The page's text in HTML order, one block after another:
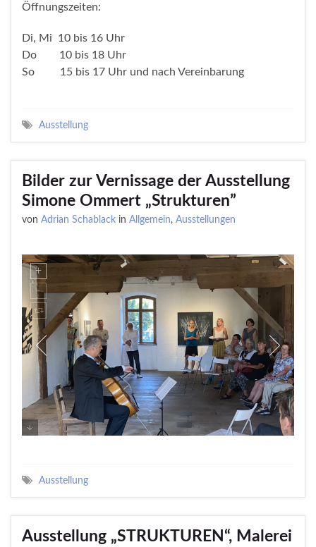
Öffnungszeiten:
Di, Mi 10 bis 16 Uhr
Do 10 bis 18 Uhr
So 15 bis 17 Uhr und nach Vereinbarung
Ausstellung
Bilder zur Vernissage der Ausstellung
Simone Ommert „Strukturen”
von Adrian Schablack in Allgemein, Ausstellungen
Ausstellung
Ausstellung „STRUKTUREN“, Malerei